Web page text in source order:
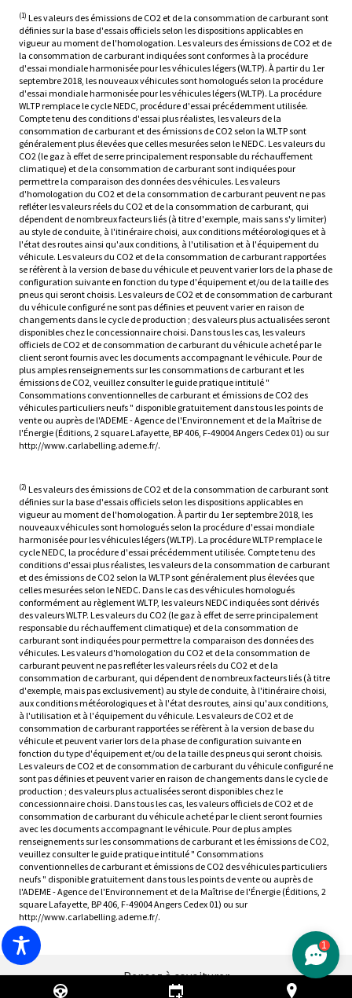
(1) Les valeurs des émissions de CO2 et de la consommation de carburant sont
définies sur la base d'essais officiels selon les dispositions applicables en
vigueur au moment de l'homologation. Les valeurs des émissions de CO2 et de
la consommation de carburant indiquées sont conformes à la procédure
d'essai mondiale harmonisée pour les véhicules légers (WLTP). À partir du 1er
septembre 2018, les nouveaux véhicules sont homologués selon la procédure
d'essai mondiale harmonisée pour les véhicules légers (WLTP). La procédure
WLTP remplace le cycle NEDC, procédure d'essai précédemment utilisée.
Compte tenu des conditions d'essai plus réalistes, les valeurs de la
consommation de carburant et des émissions de CO2 selon la WLTP sont
généralement plus élevées que celles mesurées selon le NEDC. Les valeurs du
CO2 (le gaz à effet de serre principalement responsable du réchauffement
climatique) et de la consommation de carburant sont indiquées pour
permettre la comparaison des données des véhicules. Les valeurs
d'homologation du CO2 et de la consommation de carburant peuvent ne pas
refléter les valeurs réels du CO2 et de la consommation de carburant, qui
dépendent de nombreux facteurs liés (à titre d'exemple, mais sans s'y limiter)
au style de conduite, à l'itinéraire choisi, aux conditions météorologiques et à
l'état des routes ainsi qu'aux conditions, à l'utilisation et à l'équipement du
véhicule. Les valeurs du CO2 et de la consommation de carburant rapportées
se réfèrent à la version de base du véhicule et peuvent varier lors de la phase de
configuration suivante en fonction du type d'équipement et/ou de la taille des
pneus qui seront choisis. Les valeurs de CO2 et de consommation de carburant
du véhicule configuré ne sont pas définies et peuvent varier en raison de
changements dans le cycle de production ; des valeurs plus actualisées seront
disponibles chez le concessionnaire choisi. Dans tous les cas, les valeurs
officiels de CO2 et de consommation de carburant du véhicule acheté par le
client seront fournis avec les documents accompagnant le véhicule. Pour de
plus amples renseignements sur les consommations de carburant et les
émissions de CO2, veuillez consulter le guide pratique intitulé "
Consommations conventionnelles de carburant et émissions de CO2 des
véhicules particuliers neufs " disponible gratuitement dans tous les points de
vente ou auprès de l'ADEME - Agence de l'Environnement et de la Maîtrise de
l'Énergie (Éditions, 2 square Lafayette, BP 406, F-49004 Angers Cedex 01) ou sur
http://www.carlabelling.ademe.fr/.
(2) Les valeurs des émissions de CO2 et de la consommation de carburant sont
définies sur la base d'essais officiels selon les dispositions applicables en
vigueur au moment de l'homologation. À partir du 1er septembre 2018, les
nouveaux véhicules sont homologués selon la procédure d'essai mondiale
harmonisée pour les véhicules légers (WLTP). La procédure WLTP remplace le
cycle NEDC, la procédure d'essai précédemment utilisée. Compte tenu des
conditions d'essai plus réalistes, les valeurs de la consommation de carburant
et des émissions de CO2 selon la WLTP sont généralement plus élevées que
celles mesurées selon le NEDC. Dans le cas des véhicules homologués
conformément au règlement WLTP, les valeurs NEDC indiquées sont dérivés
des valeurs WLTP. Les valeurs du CO2 (le gaz à effet de serre principalement
responsable du réchauffement climatique) et de la consommation de
carburant sont indiquées pour permettre la comparaison des données des
véhicules. Les valeurs d'homologation du CO2 et de la consommation de
carburant peuvent ne pas refléter les valeurs réels du CO2 et de la
consommation de carburant, qui dépendent de nombreux facteurs liés (à titre
d'exemple, mais pas exclusivement) au style de conduite, à l'itinéraire choisi,
aux conditions météorologiques et à l'état des routes, ainsi qu'aux conditions,
à l'utilisation et à l'équipement du véhicule. Les valeurs de CO2 et de
consommation de carburant rapportées se réfèrent à la version de base du
véhicule et peuvent varier lors de la phase de configuration suivante en
fonction du type d'équipement et/ou de la taille des pneus qui seront choisis.
Les valeurs de CO2 et de consommation de carburant du véhicule configuré ne
sont pas définies et peuvent varier en raison de changements dans le cycle de
production ; des valeurs plus actualisées seront disponibles chez le
concessionnaire choisi. Dans tous les cas, les valeurs officiels de CO2 et de
consommation de carburant du véhicule acheté par le client seront fournies
avec les documents accompagnant le véhicule. Pour de plus amples
renseignements sur les consommations de carburant et les émissions de CO2,
veuillez consulter le guide pratique intitulé " Consommations
conventionnelles de carburant et émissions de CO2 des véhicules particuliers
neufs " disponible gratuitement dans tous les points de vente ou auprès de
l'ADEME - Agence de l'Environnement et de la Maîtrise de l'Énergie (Éditions, 2
square Lafayette, BP 406, F-49004 Angers Cedex 01) ou sur
http://www.carlabelling.ademe.fr/.
Pensez à covoiturer
1